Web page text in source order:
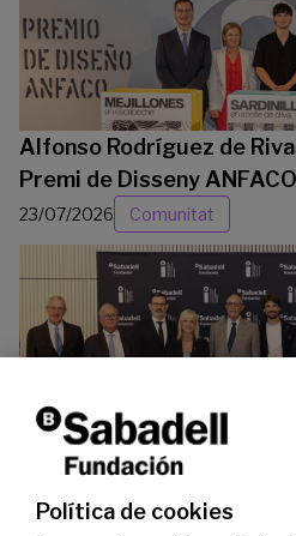
Alfonso Rodríguez de
Premi de Disseny ANFACO
23/07/2026 Comunitat
La Fundació Banc
investigadors en els
genoma i l’energia neta
Política de cookies